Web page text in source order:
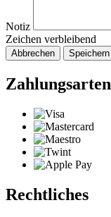
Notiz
Zeichen verbleibend
Abbrechen Speichern
Zahlungsarten
Rechtliches